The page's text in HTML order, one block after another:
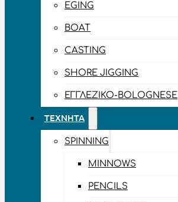
EGING
BOAT
CASTING
SHORE JIGGING
ΕΓΓΛΈΖΙΚΟ-BOLOGNESE
ΤΕΧΝΗΤΆ
SPINNING
MINNOWS
PENCILS